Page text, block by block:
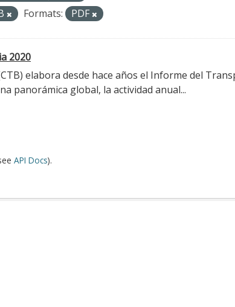
Formats: PDF
2020
elabora desde hace años el Informe del
panorámica global, la actividad anual...
API Docs).